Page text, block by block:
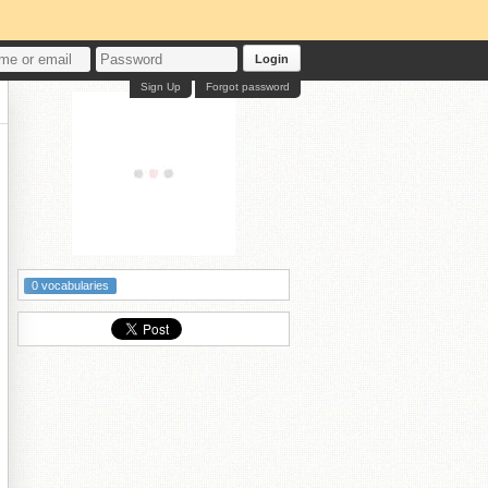
Login
Forgot password
Sign Up
0 vocabularies